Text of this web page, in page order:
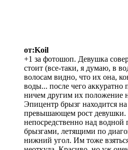
от:Koil
+1 за фотошоп. Девушка
стоит (все-таки, я думаю, в
волосам видно, что их она,
воды... после чего аккуратно
ничем другим их положение
Эпицентр брызг находится
превышающем рост
непосредственно над водной
брызгами, летящими по
нижний угол. Им тоже